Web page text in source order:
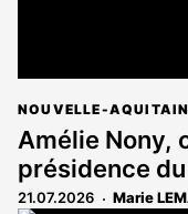
NOUVELLE-
Amélie Nony,
présidence
21.07.2026 Marie